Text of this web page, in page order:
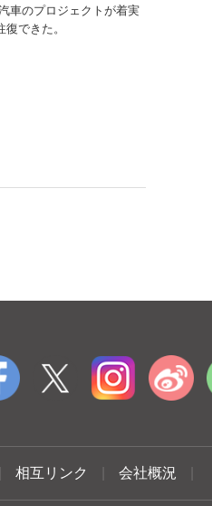
車のプロジェクトが着実
できた。
相互リンク 会社概況